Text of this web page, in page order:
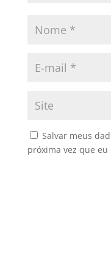
Salvar meus
próxima vez que eu